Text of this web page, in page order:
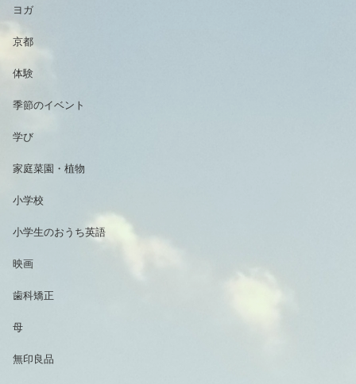
ヨガ
京都
体験
季節のイベント
学び
家庭菜園・植物
小学校
小学生のおうち英語
映画
歯科矯正
母
無印良品